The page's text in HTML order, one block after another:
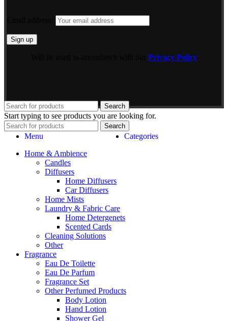
Privacy Policy
Search
Start typing to see products you are looking for.
Search
Menu
Categories
Home & Ambience
Candles
Diffusers
Home Diffusers
Car Diffusers
Home Mists
Laundry & Fabric Care
Home Detergenets
Scented Cards
Cleaning Solutions
Other
Fragrance
Eau De Toilette
Eau De Parfum
Fragrance Set
Other Perfumed Products
Body Lotion
Hand Lotion
Shower Gel